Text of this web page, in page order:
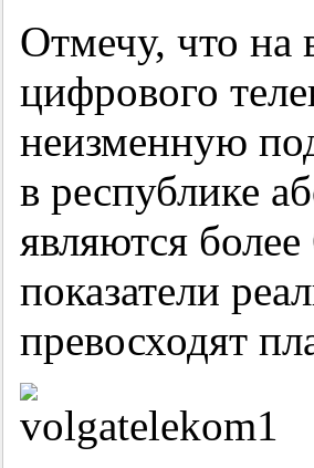
Отмечу, что на
цифрового
неизменную
в республике
являются
показатели
превосходят